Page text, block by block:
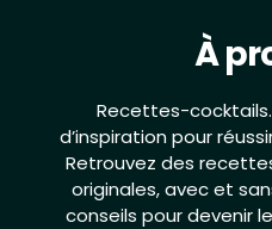
À
Recettes-
d’inspiration pour
Retrouvez des
originales, avec et
conseils pour devenir